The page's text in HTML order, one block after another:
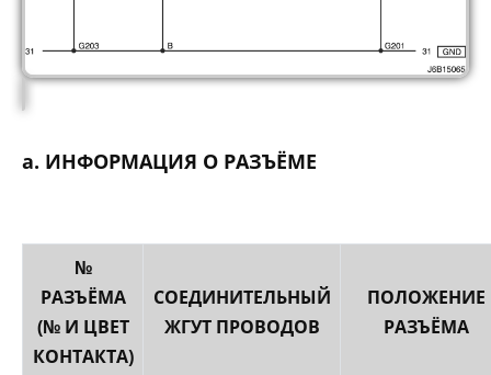
а. ИНФОРМАЦИЯ О РАЗЪЁМЕ
№
РАЗЪЁМА
(№ И ЦВЕТ
КОНТАКТА)
СОЕДИНИТЕЛЬНЫЙ
ЖГУТ ПРОВОДОВ
ПОЛОЖЕНИЕ
РАЗЪЁМА